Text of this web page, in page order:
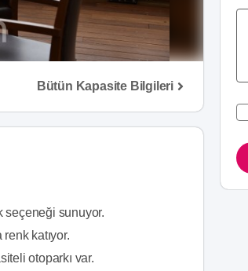
Bütün Kapasite Bilgileri
seçeneği sunuyor.
renk katıyor.
otoparkı var.